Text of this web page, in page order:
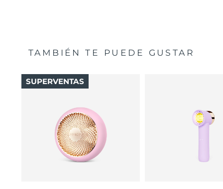
TAMBIÉN TE PUEDE GUSTAR
SUPERVENTAS